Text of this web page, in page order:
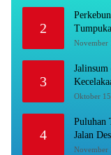
2
Areal
November
3
Prabowo
Oktober
4
Puluhan
Jalan
November